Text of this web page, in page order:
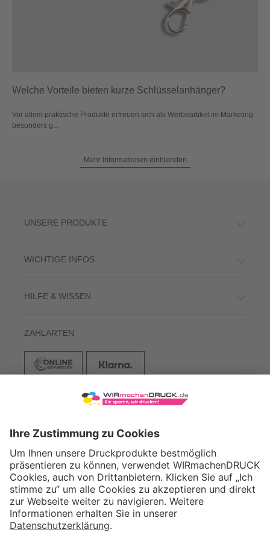
Welche Vorteile bieten kurze Schlüsselanhänger?
Vor allem praktische Produkte erfreuen sich als Werbeartikel im Marketing
besonders g...
Mehr Informationen einblenden
UNSERE PRODUKTE
WICHTIGE INFOS
HILFE & WISSEN
ZAHLARTEN
VERSAND